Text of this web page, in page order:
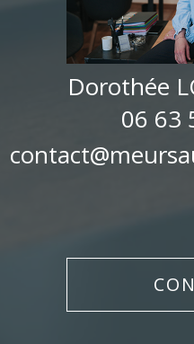
Dorothée
06 63